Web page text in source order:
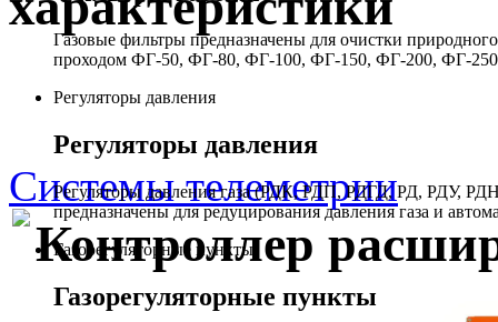
Газовые фильтры предназначены для очистки
проходом ФГ-50, ФГ-80, ФГ-100, ФГ-150, ФГ-200, ФГ-
Регуляторы давления
Регуляторы давления
Регуляторы давления газа (РДК, РДП, РДГД, РД, РДУ,
предназначены для редуцирования давления газа и
Газорегуляторные пункты
Газорегуляторные пункты
Системы телеметрии
Контроллер